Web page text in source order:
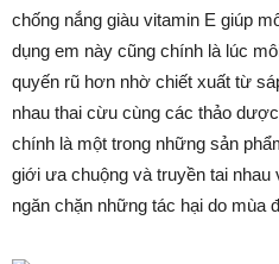
chống nắng giàu vitamin E giúp
dụng em này cũng chính là lúc
quyến rũ hơn nhờ chiết xuất từ
nhau thai cừu cùng các thảo
chính là một trong những sản
giới ưa chuộng và truyền tai nhau
ngăn chặn những tác hại do mùa